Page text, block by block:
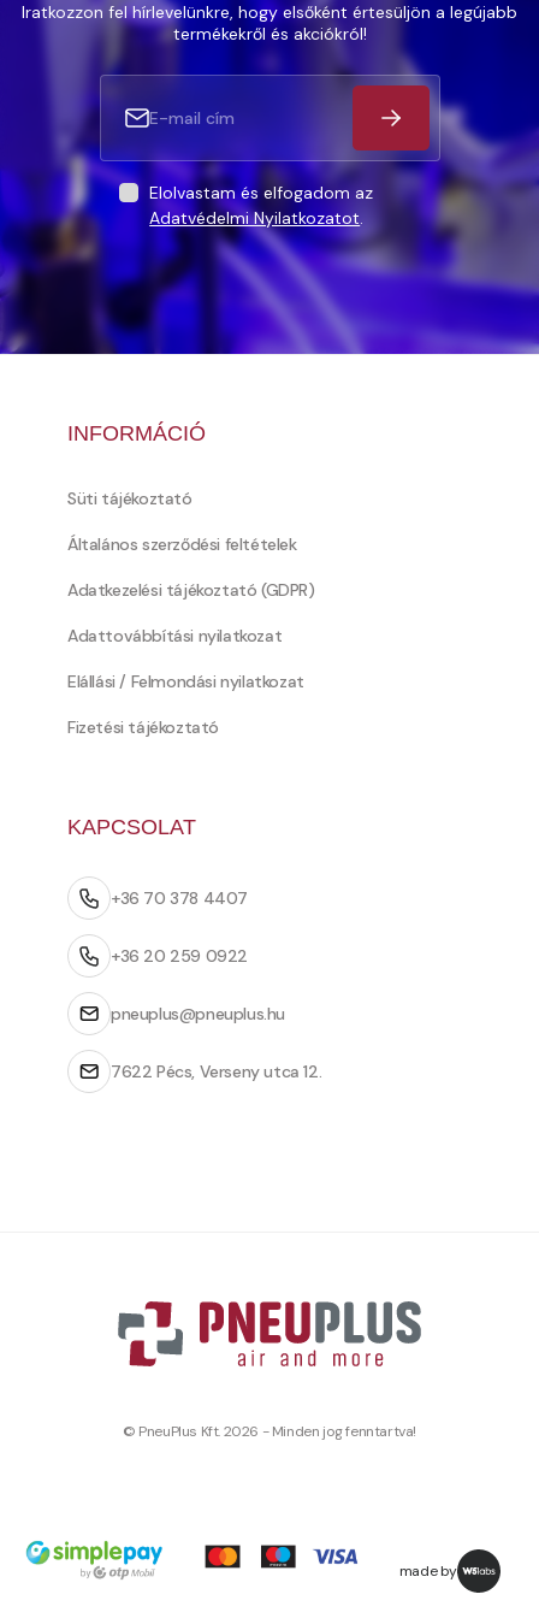
Iratkozzon fel hírlevelünkre, hogy elsőként értesüljön a legújabb
termékekről és akciókról!
Elolvastam és elfogadom az
Adatvédelmi Nyilatkozatot.
INFORMÁCIÓ
Süti tájékoztató
Általános szerződési feltételek
Adatkezelési tájékoztató (GDPR)
Adattovábbítási nyilatkozat
Elállási / Felmondási nyilatkozat
Fizetési tájékoztató
KAPCSOLAT
+36 70 378 4407
+36 20 259 0922
pneuplus@pneuplus.hu
7622 Pécs, Verseny utca 12.
© PneuPlus Kft. 2026 - Minden jog fenntartva!
made by